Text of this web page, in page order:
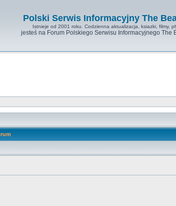
Polski Serwis Informacyjny The
Istnieje od 2001 roku. Codzienna aktualizacja, ksiazki, filmy,
jesteś na Forum Polskiego Serwisu Informacyjnego The